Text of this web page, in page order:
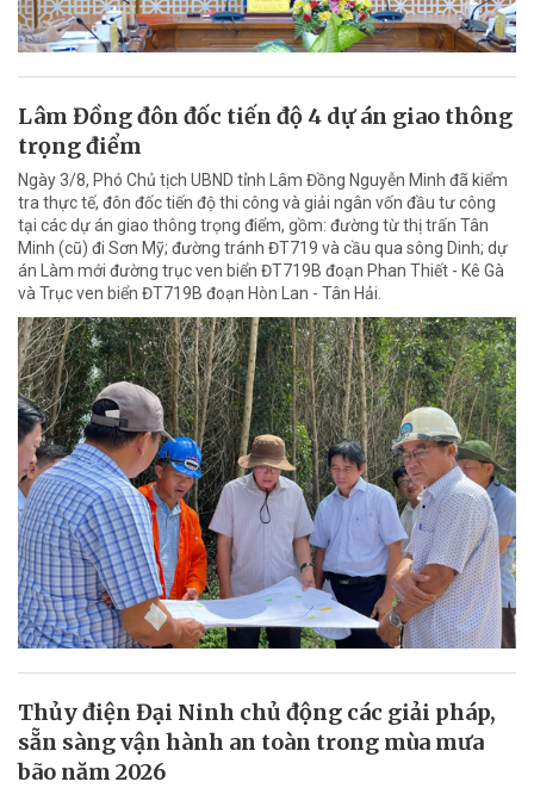
Lâm Đồng đôn đốc tiến độ 4 dự án giao thông
trọng điểm
Ngày 3/8, Phó Chủ tịch UBND tỉnh Lâm Đồng Nguyễn Minh đã kiểm
tra thực tế, đôn đốc tiến độ thi công và giải ngân vốn đầu tư công
tại các dự án giao thông trọng điểm, gồm: đường từ thị trấn Tân
Minh (cũ) đi Sơn Mỹ; đường tránh ĐT719 và cầu qua sông Dinh; dự
án Làm mới đường trục ven biển ĐT719B đoạn Phan Thiết - Kê Gà
và Trục ven biển ĐT719B đoạn Hòn Lan - Tân Hải.
Thủy điện Đại Ninh chủ động các giải pháp,
sẵn sàng vận hành an toàn trong mùa mưa
bão năm 2026